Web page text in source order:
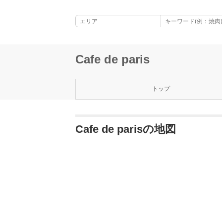
Cafe de paris
トップ
Cafe de parisの地図